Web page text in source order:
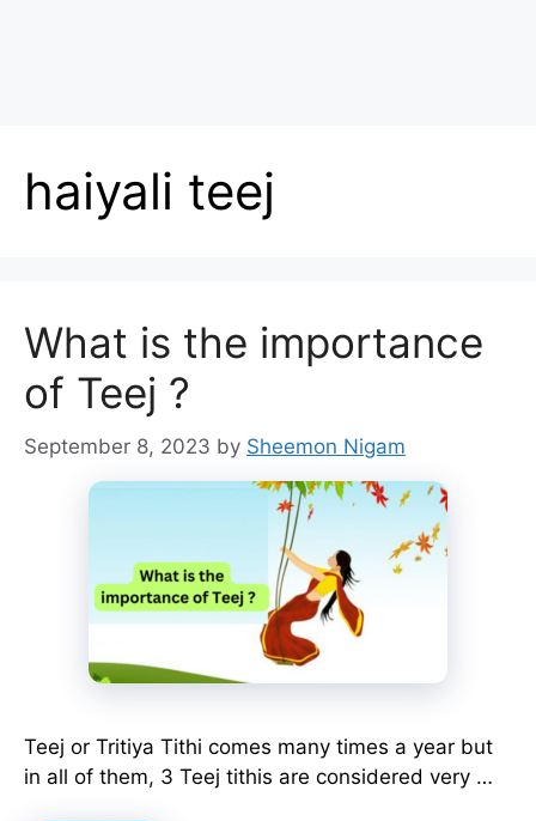
haiyali teej
What is the importance
of Teej ?
September 8, 2023 by Sheemon Nigam
Teej or Tritiya Tithi comes many times a year but
in all of them, 3 Teej tithis are considered very …